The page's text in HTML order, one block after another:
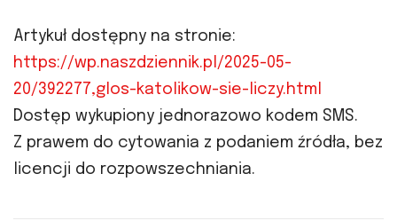
Artykuł dostępny na stronie:
https://wp.naszdziennik.pl/2025-05-
20/392277,glos-katolikow-sie-liczy.html
Dostęp wykupiony jednorazowo kodem SMS.
Z prawem do cytowania z podaniem źródła, bez
licencji do rozpowszechniania.